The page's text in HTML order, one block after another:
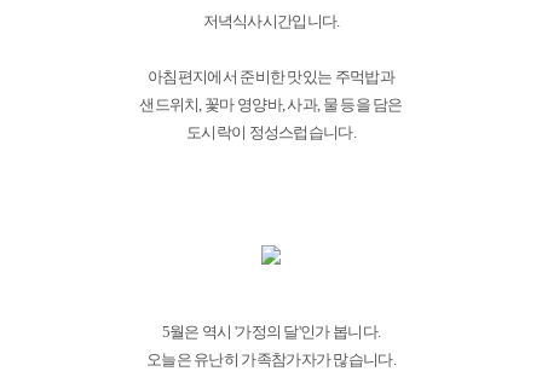
저녁식사시간입니다.
아침편지에서 준비한 맛있는 주먹밥과
샌드위치, 꽃마 영양바, 사과, 물 등을 담은
도시락이 정성스럽습니다.
5월은 역시 '가정의 달'인가 봅니다.
오늘은 유난히 가족참가자가 많습니다.